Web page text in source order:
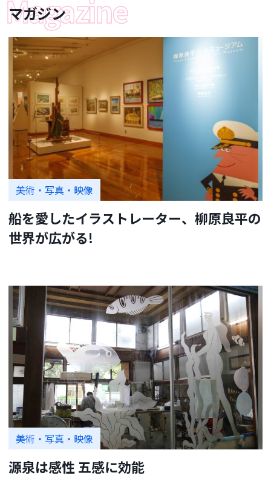
マガジン
美術・写真・映像
船を愛したイラストレーター、柳原良平の
世界が広がる!
美術・写真・映像
源泉は感性 五感に効能